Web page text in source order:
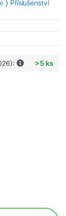
Příslušenství
>5 ks